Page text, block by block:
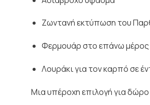
Ζωντανή εκτύπωση του
Φερμουάρ στο επάνω μέρος
Λουράκι για τον καρπό σε
Μια υπέροχη επιλογή για δώρο